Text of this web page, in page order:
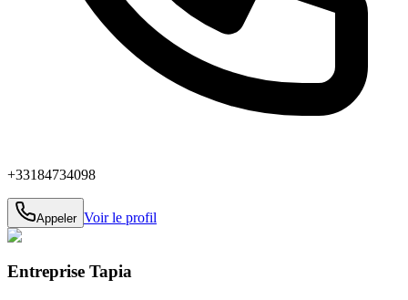
+33184734098
Appeler Voir le profil
Entreprise Tapia